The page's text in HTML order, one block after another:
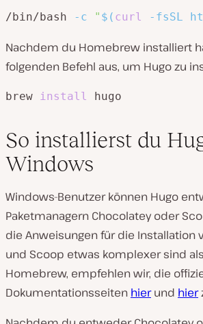
/bin/bash -c " $( curl -fsSL
Nachdem du Homebrew installiert
folgenden Befehl aus, um Hugo zu
brew install hugo
So installierst du
Windows
Windows-Benutzer können Hugo
Paketmanagern Chocolatey oder
die Anweisungen für die Installation
und Scoop etwas komplexer sind
Homebrew, empfehlen wir, die
Dokumentationsseiten hierund hier